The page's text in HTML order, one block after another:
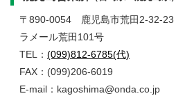
〒890-0054 鹿児島市荒田2-32-
ラメール荒田101号
TEL： (099)812-6785(代)
FAX：(099)206-6019
E-mail：kagoshima@onda.co.jp